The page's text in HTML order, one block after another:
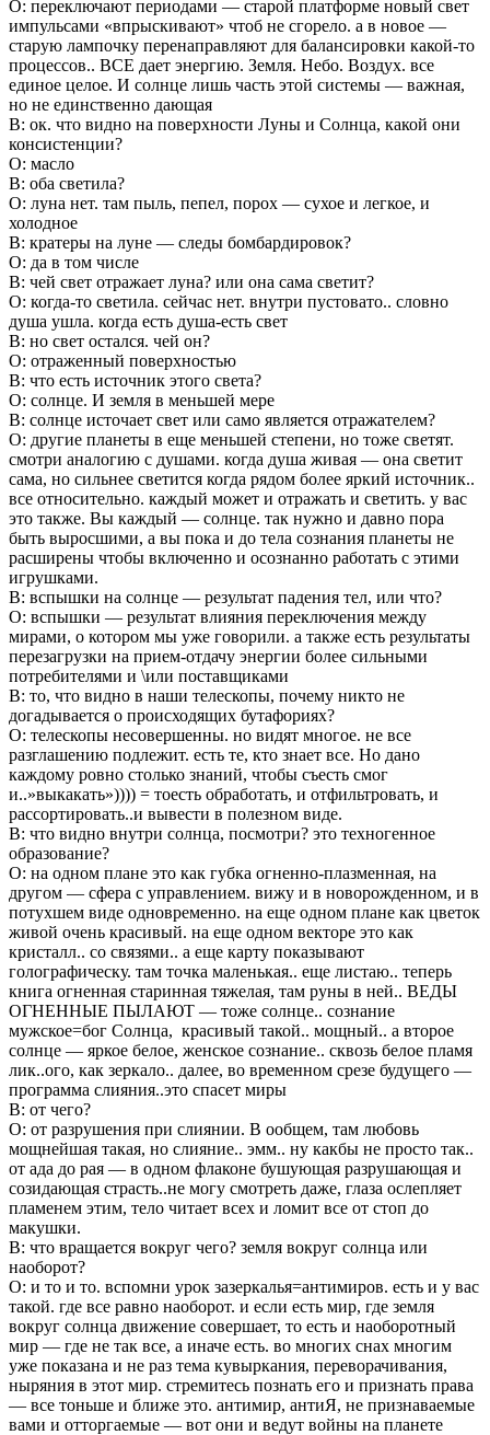
О: переключают периодами — старой платформе новый свет
импульсами «впрыскивают» чтоб не сгорело. а в новое —
старую лампочку перенаправляют для балансировки какой-то
процессов.. ВСЕ дает энергию. Земля. Небо. Воздух. все
единое целое. И солнце лишь часть этой системы — важная,
но не единственно дающая
В: ок. что видно на поверхности Луны и Солнца, какой они
консистенции?
О: масло
В: оба светила?
О: луна нет. там пыль, пепел, порох — сухое и легкое, и
холодное
В: кратеры на луне — следы бомбардировок?
О: да в том числе
В: чей свет отражает луна? или она сама светит?
О: когда-то светила. сейчас нет. внутри пустовато.. словно
душа ушла. когда есть душа-есть свет
В: но свет остался. чей он?
О: отраженный поверхностью
В: что есть источник этого света?
О: солнце. И земля в меньшей мере
В: солнце источает свет или само является отражателем?
О: другие планеты в еще меньшей степени, но тоже светят.
смотри аналогию с душами. когда душа живая — она светит
сама, но сильнее светится когда рядом более яркий источник..
все относительно. каждый может и отражать и светить. у вас
это также. Вы каждый — солнце. так нужно и давно пора
быть выросшими, а вы пока и до тела сознания планеты не
расширены чтобы включенно и осознанно работать с этими
игрушками.
В: вспышки на солнце — результат падения тел, или что?
О: вспышки — результат влияния переключения между
мирами, о котором мы уже говорили. а также есть результаты
перезагрузки на прием-отдачу энергии более сильными
потребителями и \или поставщиками
В: то, что видно в наши телескопы, почему никто не
догадывается о происходящих бутафориях?
О: телескопы несовершенны. но видят многое. не все
разглашению подлежит. есть те, кто знает все. Но дано
каждому ровно столько знаний, чтобы съесть смог
и..»выкакать»)))) = тоесть обработать, и отфильтровать, и
рассортировать..и вывести в полезном виде.
В: что видно внутри солнца, посмотри? это техногенное
образование?
О: на одном плане это как губка огненно-плазменная, на
другом — сфера с управлением. вижу и в новорожденном, и в
потухшем виде одновременно. на еще одном плане как цветок
живой очень красивый. на еще одном векторе это как
кристалл.. со связями.. а еще карту показывают
голографическу. там точка маленькая.. еще листаю.. теперь
книга огненная старинная тяжелая, там руны в ней.. ВЕДЫ
ОГНЕННЫЕ ПЫЛАЮТ — тоже солнце.. сознание
мужское=бог Солнца, красивый такой.. мощный.. а второе
солнце — яркое белое, женское сознание.. сквозь белое пламя
лик..ого, как зеркало.. далее, во временном срезе будущего —
программа слияния..это спасет миры
В: от чего?
О: от разрушения при слиянии. В ообщем, там любовь
мощнейшая такая, но слияние.. эмм.. ну какбы не просто так..
от ада до рая — в одном флаконе бушующая разрушающая и
созидающая страсть..не могу смотреть даже, глаза ослепляет
пламенем этим, тело читает всех и ломит все от стоп до
макушки.
В: что вращается вокруг чего? земля вокруг солнца или
наоборот?
О: и то и то. вспомни урок зазеркалья=антимиров. есть и у вас
такой. где все равно наоборот. и если есть мир, где земля
вокруг солнца движение совершает, то есть и наоборотный
мир — где не так все, а иначе есть. во многих снах многим
уже показана и не раз тема кувыркания, переворачивания,
ныряния в этот мир. стремитесь познать его и признать права
— все тоньше и ближе это. антимир, антиЯ, не признаваемые
вами и отторгаемые — вот они и ведут войны на планете